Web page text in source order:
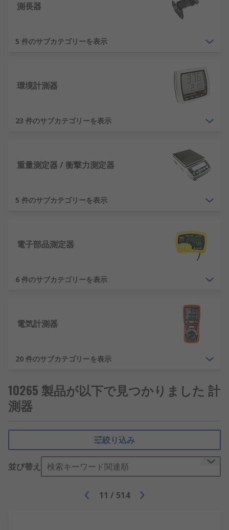
測長器
5 件のサブカテゴリーを表示
環境計測器
23 件のサブカテゴリーを表示
重量測定器 / 衝撃力測定器
5 件のサブカテゴリーを表示
電子部品測定器
6 件のサブカテゴリーを表示
電気計測器
20 件のサブカテゴリーを表示
10265 製品が以下で見つかりました 計
測器
絞り込み
並び替え 検索キーワード関連順
11 / 514